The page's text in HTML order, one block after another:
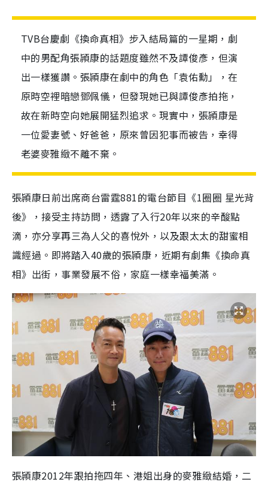
TVB台慶劇《換命真相》步入結局篇的一星期，劇
中的男配角張頴康的話題度雖然不及譚俊彥，但演
出一樣獲讚。張頴康在劇中的角色「袁佑勳」，在
原時空裡暗戀鄧佩儀，但發現她已與譚俊彥拍拖，
故在新時空向她展開猛烈追求。現實中，張頴康是
一位愛妻號、好爸爸，原來曾因犯事而被告，幸得
老婆麥雅緻不離不棄。
張頴康日前出席商台雷霆881的電台節目《1圈圈 星光背
後》，接受主持訪問，透露了入行20年以來的辛酸點
滴，亦分享再三為人父的喜悅外，以及跟太太的甜蜜相
識經過。即將踏入40歲的張頴康，近期有劇集《換命真
相》出街，事業發展不俗，家庭一樣幸福美滿。
張頴康2012年跟拍拖四年、港姐出身的麥雅緻結婚，二